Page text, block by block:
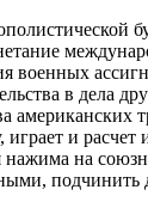
военных
в дела
американских
играет и расчет
нажима на
подчинить